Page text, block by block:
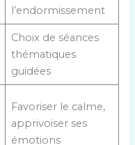
l’endormissement
Choix de séances
thématiques
guidées
Favoriser le calme,
apprivoiser ses
émotions